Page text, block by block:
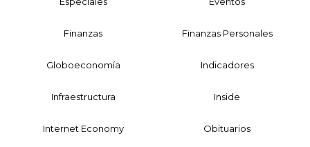
Finanzas Finanzas Personales
Globoeconomía Indicadores
Infraestructura Inside
Internet Economy Obituarios